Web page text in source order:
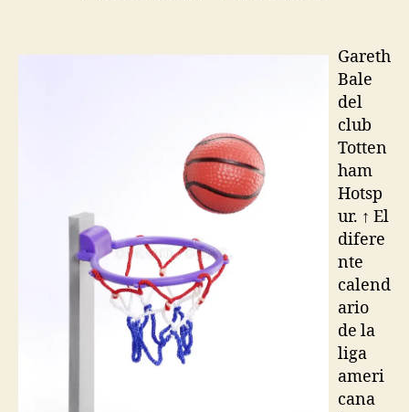
Gareth
Bale
del
club
Totten
ham
Hotsp
ur. ↑ El
difere
nte
calend
ario
de la
liga
ameri
cana